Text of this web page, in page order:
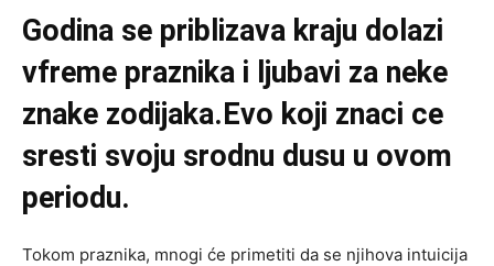
Godina se priblizava kraju dolazi
vfreme praznika i ljubavi za neke
znake zodijaka.Evo koji znaci ce
sresti svoju srodnu dusu u ovom
periodu.
Tokom praznika, mnogi će primetiti da se njihova intuicija